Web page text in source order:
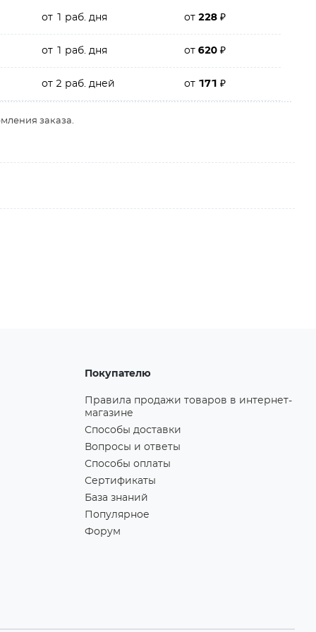
от 1 раб. дня от228₽
от 1 раб. дня от620₽
от 2 раб. дней от 171₽
заказа.
Покупателю
Правила продажи товаров в интернет-
магазине
Способы доставки
Вопросы и ответы
Способы оплаты
Сертификаты
База знаний
Популярное
Форум